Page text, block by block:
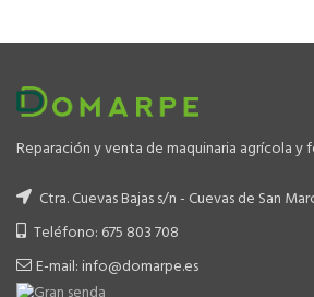
Reparación y venta de maquinaria agrícola y
Ctra. Cuevas Bajas s/n - Cuevas de San
Teléfono: 675 803 708
E-mail: info@domarpe.es